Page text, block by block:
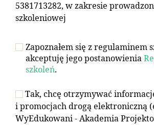
5381713282, w zakresie
szkoleniowej
Zapoznałem się z regulaminem
akceptuję jego postanowienia
szkoleń.
Tak, chcę otrzymywać
i promocjach drogą elektroniczną
WyEdukowani - Akademia